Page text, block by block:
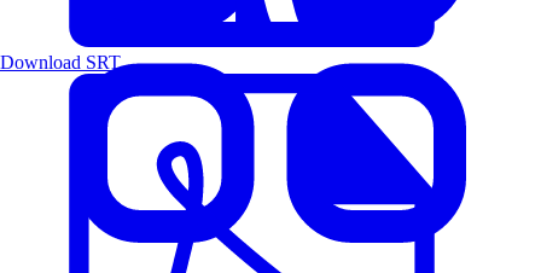
Download SRT